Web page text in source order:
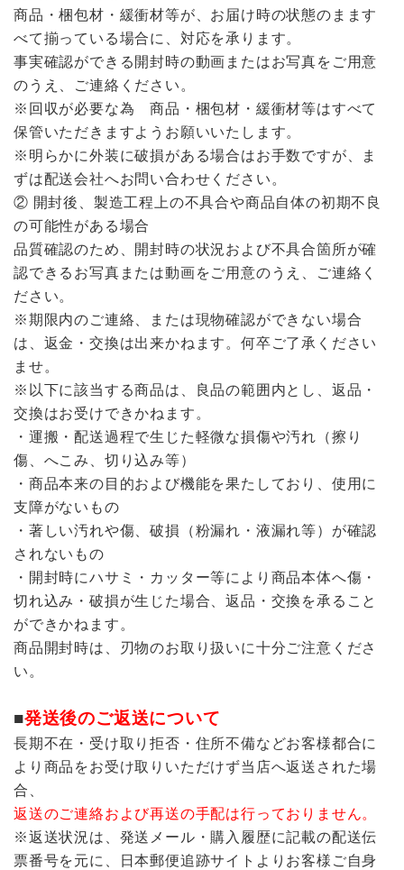
商品・梱包材・緩衝材等が、お届け時の状態のまます
べて揃っている場合に、対応を承ります。
事実確認ができる開封時の動画またはお写真をご用意
のうえ、ご連絡ください。
※回収が必要な為 商品・梱包材・緩衝材等はすべて
保管いただきますようお願いいたします。
※明らかに外装に破損がある場合はお手数ですが、ま
ずは配送会社へお問い合わせください。
② 開封後、製造工程上の不具合や商品自体の初期不良
の可能性がある場合
品質確認のため、開封時の状況および不具合箇所が確
認できるお写真または動画をご用意のうえ、ご連絡く
ださい。
※期限内のご連絡、または現物確認ができない場合
は、返金・交換は出来かねます。何卒ご了承ください
ませ。
※以下に該当する商品は、良品の範囲内とし、返品・
交換はお受けできかねます。
・運搬・配送過程で生じた軽微な損傷や汚れ（擦り
傷、へこみ、切り込み等）
・商品本来の目的および機能を果たしており、使用に
支障がないもの
・著しい汚れや傷、破損（粉漏れ・液漏れ等）が確認
されないもの
・開封時にハサミ・カッター等により商品本体へ傷・
切れ込み・破損が生じた場合、返品・交換を承ること
ができかねます。
商品開封時は、刃物のお取り扱いに十分ご注意くださ
い。
■発送後のご返送について
長期不在・受け取り拒否・住所不備などお客様都合に
より商品をお受け取りいただけず当店へ返送された場
合、
返送のご連絡および再送の手配は行っておりません。
※返送状況は、発送メール・購入履歴に記載の配送伝
票番号を元に、日本郵便追跡サイトよりお客様ご自身